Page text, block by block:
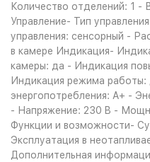
Количество отделений: 1 -
Управление- Тип
управления: сенсорный -
в камере Индикация-
камеры: да - Индикация
Индикация режима
энергопотребления: A+ -
- Напряжение: 230 B -
Функции и возможности-
Эксплуатация в
Дополнительная